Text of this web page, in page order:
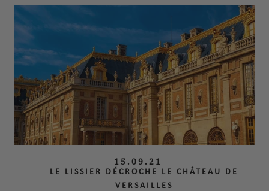
15.09.21
LE LISSIER DÉCROCHE LE CHÂTEAU DE
VERSAILLES